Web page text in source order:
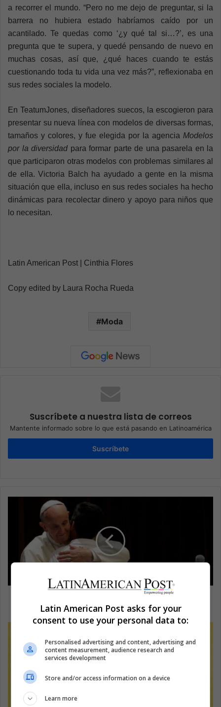
a recorrer el mundo. “Pero no me dejo de preguntar, si la
barrera no hubiera estado habríamos caído por un
acantilado. Te quedas como ‘¿y qué tal si…?’, es una
pregunta que te supera, y quedé pensando de nuevo en
muchas cosas, así que, ¿qué haces cuando te estás
cuestionando toda tu vida una vez más?”, reflexionaba en
sus redes sociales la modelo.
En TeatumJones, diseñadores suecos, la escogieron para
presentar su nueva línea con modelos de diversas formas,
tamaños y colores, y fue elegida por la agencia Modelos
por la diversidad para formar parte de una pasarela en la
que participaron otras modelos con problemas similares al
de ella.Victoria Balch ha ayudado a gente en la misma
situación que ella, incluso en sus redes sociales ha hecho
dinámicas para recolectar dinero y apoyo para niños que
lo necesitan.
Latin American Post | Cinthia Flores
Copy edited by Laura Rocha Rueda
Moda
Suscríbete a nuestra lista de correos
Mantente informado sobre lo que está pasando en Latinoamérica
Suscríbete
Papa Francisco: "Comparte el camino de los
migrantes"
Latin American Post asks for your
consent to use your personal data to:
Personalised advertising and content, advertising and
content measurement, audience research and
services development
Store and/or access information on a device
Learn more